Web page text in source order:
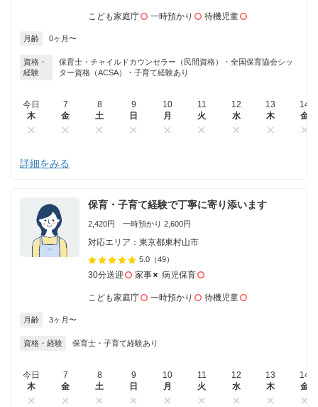
こども家庭庁 一時預かり 待機児童
月齢 0ヶ月〜
資格・
経験
保育士・チャイルドカウンセラー（民間資格）・全国保育協会シッ
ター資格（ACSA）・子育て経験あり
今日
木
7
金
8
土
9
日
10
月
11
火
12
水
13
木
14
金
詳細をみる
保育・子育て経験で丁寧に寄り添います
2,420円 一時預かり 2,600円
対応エリア：東京都東村山市
5.0 （49）
30分送迎 家事 病児保育
こども家庭庁 一時預かり 待機児童
月齢 3ヶ月〜
資格・経験 保育士・子育て経験あり
今日
木
7
金
8
土
9
日
10
月
11
火
12
水
13
木
14
金